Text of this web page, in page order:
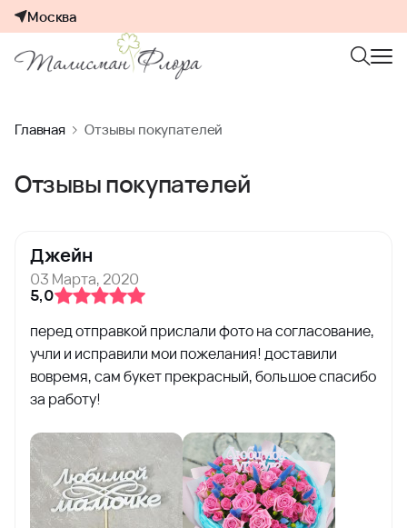
Москва
Главная Отзывы покупателей
Отзывы покупателей
Джейн
5,0
03 Марта, 2020
перед отправкой прислали фото на согласование,
учли и исправили мои пожелания! доставили
вовремя, сам букет прекрасный, большое спасибо
за работу!